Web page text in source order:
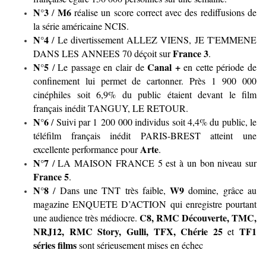
N°3/ M6réalise un score correct avec des rediffusions de
la série américaine NCIS.
N°4/ Le divertissement ALLEZ VIENS, JE T'EMMENE
DANS LES ANNEES 70 déçoit surFrance 3.
N°5 / Le passage en clair deCanal +en cette période de
confinement lui permet de cartonner. Près 1 900 000
cinéphiles soit 6,9% du public étaient devant le film
français inédit TANGUY, LE RETOUR.
N°6/ Suivi par 1 200 000 individus soit 4,4% du public, le
téléfilm français inédit PARIS-BREST atteint une
excellente performance pourArte.
N°7 / LA MAISON FRANCE 5 est à un bon niveau sur
France 5.
N°8 / Dans une TNT très faible,W9 domine, grâce au
magazine ENQUETE D’ACTION qui enregistre pourtant
une audience très médiocre. C8, RMC Découverte, TMC,
NRJ12, RMC Story, Gulli, TFX, Chérie 25et TF1
séries filmssont sérieusement mises en échec